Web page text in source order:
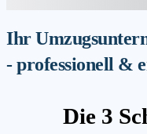
Ihr
- professionell &
Die 3